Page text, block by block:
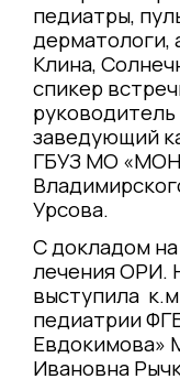
педиатры,
дерматологи,
Клина,
спикер
заведующий
ГБУЗ МО
Урсова.
С докладом
лечения ОРИ.
выступила
педиатрии
Евдокимова»
Ивановна